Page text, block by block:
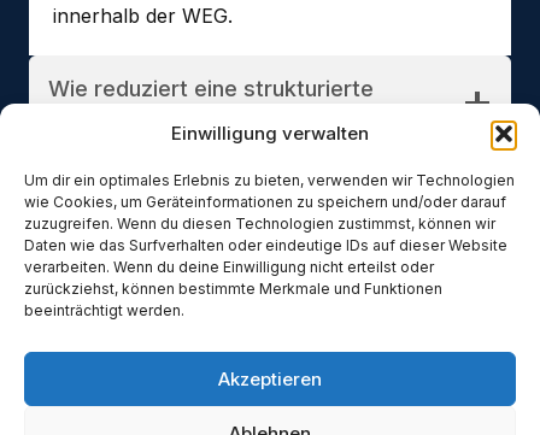
Einwilligung verwalten
Um dir ein optimales Erlebnis zu bieten, verwenden wir Technologien
wie Cookies, um Geräteinformationen zu speichern und/oder darauf
zuzugreifen. Wenn du diesen Technologien zustimmst, können wir
Daten wie das Surfverhalten oder eindeutige IDs auf dieser Website
verarbeiten. Wenn du deine Einwilligung nicht erteilst oder
zurückziehst, können bestimmte Merkmale und Funktionen
beeinträchtigt werden.
Akzeptieren
innerhalb der WEG.
Wie reduziert eine strukturierte
Wie läuft die Kommunikation mit
Eigentümern ab?
Impressum Datenschutzerklärung